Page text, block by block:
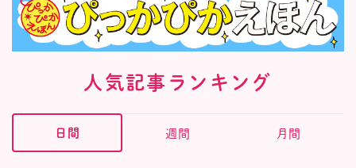
人気記事ランキング
日間 週間 月間